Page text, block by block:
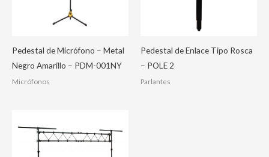
Pedestal de Micrófono – Metal
Negro Amarillo – PDM-001NY
Micrófonos
Pedestal de Enlace Tipo Rosca
– POLE 2
Parlantes